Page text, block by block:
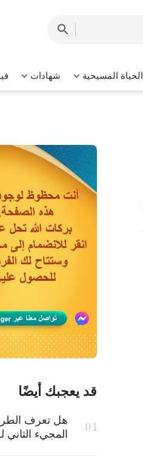
الحياة المسيحية شهادات
قد يعجبك أيضًا
هل تعرف
المجيء الثاني